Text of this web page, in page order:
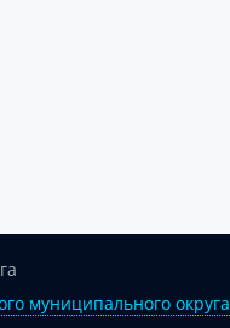
муниципального округа